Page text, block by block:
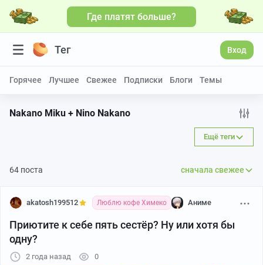
Где платят больше?
Тег Вход
Горячее Лучшее Свежее Подписки Блоги Темы
Nakano Miku + Nino Nakano
Ещё теги
64 поста сначала свежее
akatosh199512 Люблю кофе Химеко Аниме
Приютите к себе пять сестёр? Ну или хотя бы
одну?
2 года назад 0
Больше видео